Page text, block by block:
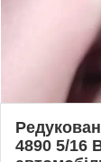
4890 5/16